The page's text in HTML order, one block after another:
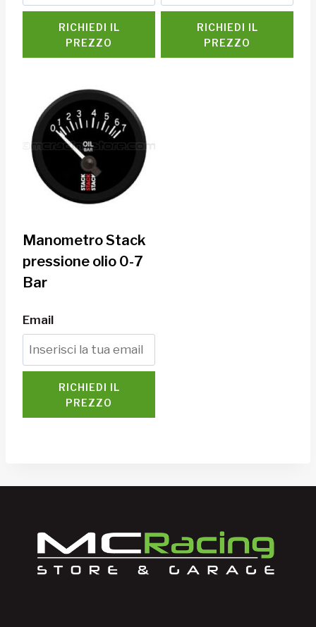
RICHIEDI IL
PREZZO
RICHIEDI IL
PREZZO
Manometro Stack
pressione olio 0-7
Bar
Email
RICHIEDI IL
PREZZO